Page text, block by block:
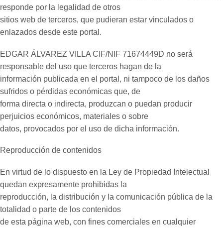
responde por la legalidad de otros
sitios web de terceros, que pudieran estar vinculados o
enlazados desde este portal.
EDGAR ÁLVAREZ VILLA CIF/NIF 71674449D no será
responsable del uso que terceros hagan de la
información publicada en el portal, ni tampoco de los daños
sufridos o pérdidas económicas que, de
forma directa o indirecta, produzcan o puedan producir
perjuicios económicos, materiales o sobre
datos, provocados por el uso de dicha información.
Reproducción de contenidos
En virtud de lo dispuesto en la Ley de Propiedad Intelectual
quedan expresamente prohibidas la
reproducción, la distribución y la comunicación pública de la
totalidad o parte de los contenidos
de esta página web, con fines comerciales en cualquier